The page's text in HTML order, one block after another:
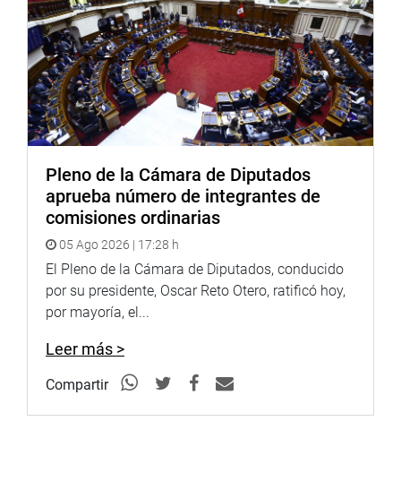
Pleno de la Cámara de Diputados
aprueba número de integrantes de
comisiones ordinarias
05 Ago 2026 | 17:28 h
El Pleno de la Cámara de Diputados, conducido
por su presidente, Oscar Reto Otero, ratificó hoy,
por mayoría, el...
Leer más >
Compartir